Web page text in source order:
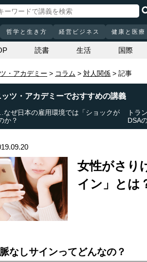
哲学と生き方 経営ビジネス 健康と医療
読書 生活 国際
・アカデミー コラム 対人関係 記事
ツ・アカデミーでおすすめの講義
ぜ日本の雇用環境では「ショックが
か？
トラ
DSA
女性がさり
イン」とは
なしサインってどんなの？